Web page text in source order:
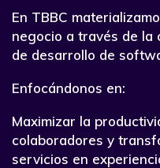
En TBBC
negocio a través de la
de desarrollo de
Enfocándonos en:
Maximizar la
colaboradores y
servicios en